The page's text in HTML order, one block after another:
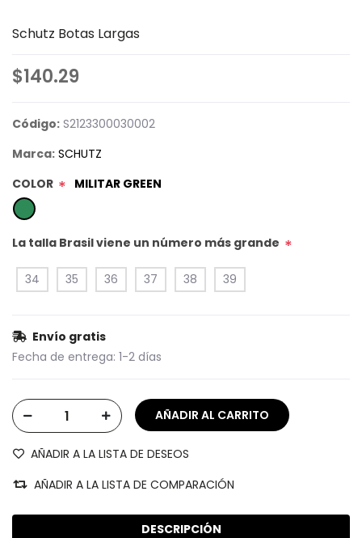
Schutz Botas Largas
$140.29
Código: S2123300030002
Marca: SCHUTZ
COLOR * MILITAR GREEN
La talla Brasil viene un número más grande *
34 35 36 37 38 39
Envío gratis
Fecha de entrega: 1-2 días
AÑADIR A LA LISTA DE DESEOS
AÑADIR A LA LISTA DE COMPARACIÓN
DESCRIPCIÓN